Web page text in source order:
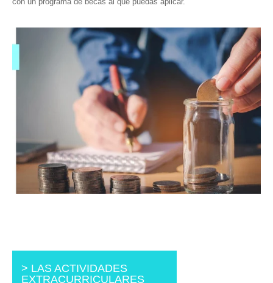
> LAS ACTIVIDADES
EXTRACURRICULARES